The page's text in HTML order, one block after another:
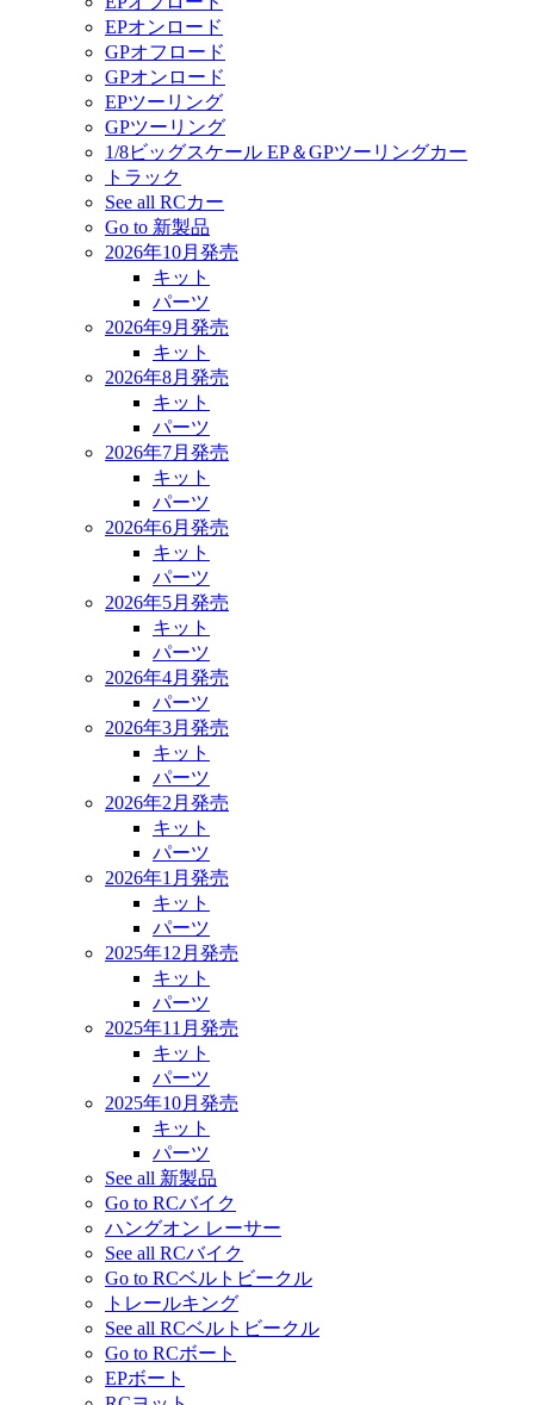
EPオンロード
GPオフロード
GPオンロード
EPツーリング
GPツーリング
1/8ビッグスケール EP＆GPツーリングカー
トラック
See all RCカー
Go to 新製品
2026年10月発売
キット
パーツ
2026年9月発売
キット
2026年8月発売
キット
パーツ
2026年7月発売
キット
パーツ
2026年6月発売
キット
パーツ
2026年5月発売
キット
パーツ
2026年4月発売
パーツ
2026年3月発売
キット
パーツ
2026年2月発売
キット
パーツ
2026年1月発売
キット
パーツ
2025年12月発売
キット
パーツ
2025年11月発売
キット
パーツ
2025年10月発売
キット
パーツ
See all 新製品
Go to RCバイク
ハングオン レーサー
See all RCバイク
Go to RCベルトビークル
トレールキング
See all RCベルトビークル
Go to RCボート
EPボート